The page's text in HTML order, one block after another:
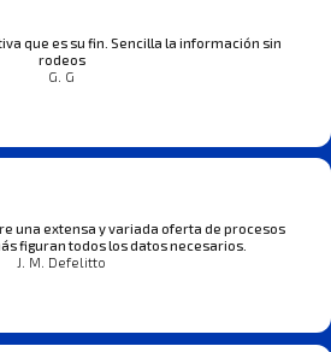
que es su fin. Sencilla la información sin
rodeos
G. G
una extensa y variada oferta de procesos
figuran todos los datos necesarios.
J. M. Defelitto